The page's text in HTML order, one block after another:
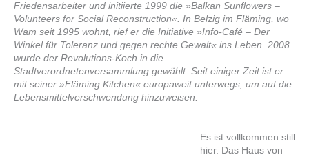
Friedensarbeiter und initiierte 1999 die »Balkan Sunflowers –
Volunteers for Social ­Reconstruction«. In Belzig im Fläming, wo
Wam seit 1995 wohnt, rief er die Initiative »Info-Café – Der
Winkel für Toleranz und gegen rechte Gewalt« ins Leben. 2008
wurde der Revolutions-Koch in die
Stadtverordnetenversammlung gewählt. Seit ­einiger Zeit ist er
mit seiner »Fläming Kitchen« europaweit unterwegs, um auf die
Lebensmittel­verschwendung hinzuweisen.
Es ist vollkommen still
hier. Das Haus von